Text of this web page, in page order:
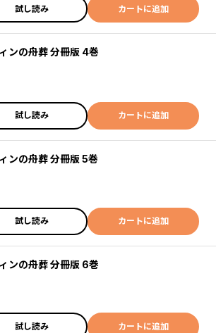
試し読み カートに追加
ンの舟葬 分冊版 4巻
試し読み カートに追加
ンの舟葬 分冊版 5巻
試し読み カートに追加
ンの舟葬 分冊版 6巻
試し読み カートに追加